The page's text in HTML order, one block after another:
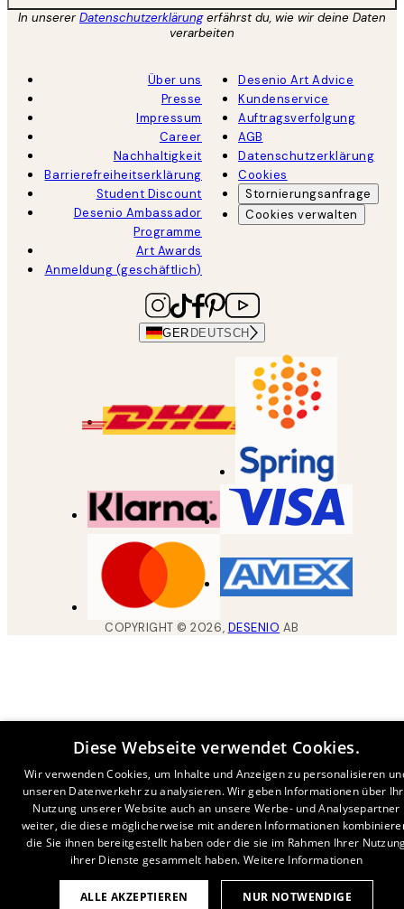
In unsererDatenschutzerklärungerfährst du, wie wir deine Daten
verarbeiten
Über uns
Presse
Impressum
Career
Nachhaltigkeit
Barrierefreiheitserklärung
Student Discount
Desenio Ambassador
Programme
Art Awards
Anmeldung (geschäftlich)
Desenio Art Advice
Kundenservice
Auftragsverfolgung
AGB
Datenschutzerklärung
Cookies
Stornierungsanfrage
Cookies verwalten
GER DEUTSCH
COPYRIGHT ©2026, DESENIO AB
Diese Webseite verwendet Cookies.
Wir verwenden Cookies, um Inhalte und Anzeigen zu personalisieren
unseren Datenverkehr zu analysieren. Wir geben Informationen über
Nutzung unserer Website auch an unsere Werbe- und Analysepartner
weiter, die diese möglicherweise mit anderen Informationen
die Sie ihnen bereitgestellt haben oder die sie im Rahmen Ihrer
ihrer Dienste gesammelt haben. Weitere Informationen
ALLE AKZEPTIEREN NUR NOTWENDIGE